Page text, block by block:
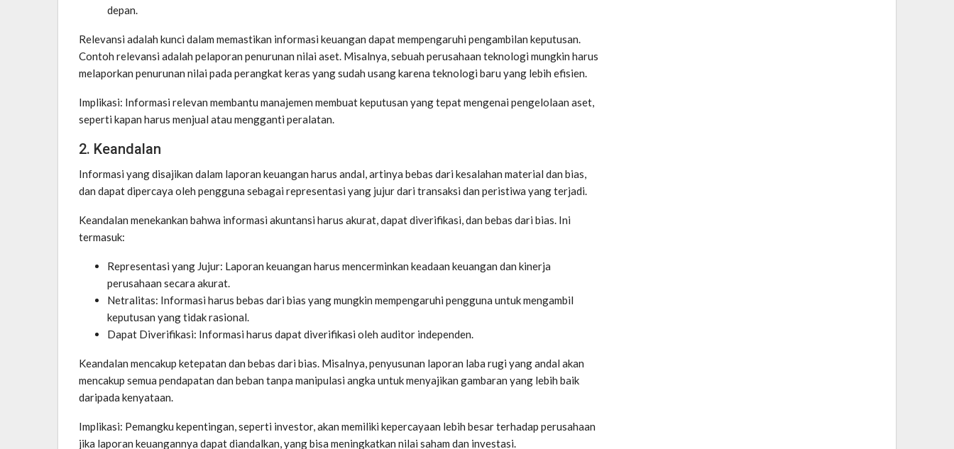
depan.
Relevansi adalah kunci dalam memastikan informasi keuangan dapat mempengaruhi pengambilan keputusan.
Contoh relevansi adalah pelaporan penurunan nilai aset. Misalnya, sebuah perusahaan teknologi mungkin harus
melaporkan penurunan nilai pada perangkat keras yang sudah usang karena teknologi baru yang lebih efisien.
Implikasi: Informasi relevan membantu manajemen membuat keputusan yang tepat mengenai pengelolaan aset,
seperti kapan harus menjual atau mengganti peralatan.
2. Keandalan
Informasi yang disajikan dalam laporan keuangan harus andal, artinya bebas dari kesalahan material dan bias,
dan dapat dipercaya oleh pengguna sebagai representasi yang jujur dari transaksi dan peristiwa yang terjadi.
Keandalan menekankan bahwa informasi akuntansi harus akurat, dapat diverifikasi, dan bebas dari bias. Ini
termasuk:
Representasi yang Jujur: Laporan keuangan harus mencerminkan keadaan keuangan dan kinerja
perusahaan secara akurat.
Netralitas: Informasi harus bebas dari bias yang mungkin mempengaruhi pengguna untuk mengambil
keputusan yang tidak rasional.
Dapat Diverifikasi: Informasi harus dapat diverifikasi oleh auditor independen.
Keandalan mencakup ketepatan dan bebas dari bias. Misalnya, penyusunan laporan laba rugi yang andal akan
mencakup semua pendapatan dan beban tanpa manipulasi angka untuk menyajikan gambaran yang lebih baik
daripada kenyataan.
Implikasi: Pemangku kepentingan, seperti investor, akan memiliki kepercayaan lebih besar terhadap perusahaan
jika laporan keuangannya dapat diandalkan, yang bisa meningkatkan nilai saham dan investasi.